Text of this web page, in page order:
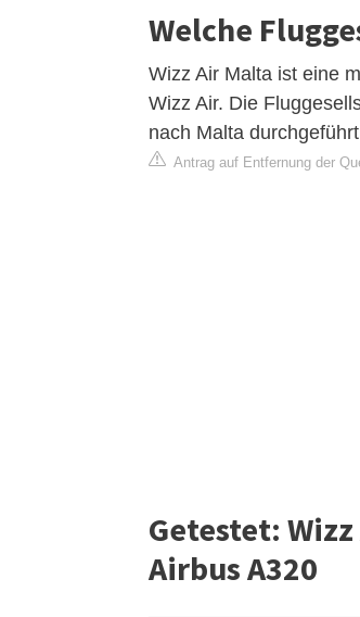
Welche
Wizz Air Malta ist eine
Wizz Air. Die
nach Malta
Antrag auf Entfernung der
Getestet:
Airbus A320